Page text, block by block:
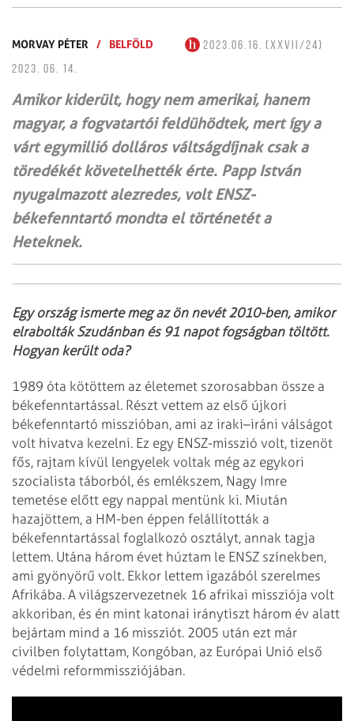
MORVAY PÉTER / BELFÖLD
2023.06.16. (XXVII/24)
2023. 06. 14.
Amikor kiderült, hogy nem amerikai, hanem
magyar, a fogvatartói feldühödtek, mert így a
várt egymillió dolláros váltságdíjnak csak a
töredékét követelhették érte. Papp István
nyugalmazott alezredes, volt ENSZ-
békefenntartó mondta el történetét a
Heteknek.
Egy ország ismerte meg az ön nevét 2010-ben, amikor
elrabolták Szudánban és 91 napot fogságban töltött.
Hogyan került oda?
1989 óta kötöttem az életemet szorosabban össze a
békefenntartással. Részt vettem az első újkori
békefenntartó misszióban, ami az iraki–iráni válságot
volt hivatva kezelni. Ez egy ENSZ-misszió volt, tizenöt
fős, rajtam kívül lengyelek voltak még az egykori
szocialista táborból, és emlékszem, Nagy Imre
temetése előtt egy nappal mentünk ki. Miután
hazajöttem, a HM-ben éppen felállították a
békefenntartással foglalkozó osztályt, annak tagja
lettem. Utána három évet húztam le ENSZ színekben,
ami gyönyörű volt. Ekkor lettem igazából szerelmes
Afrikába. A világszervezetnek 16 afrikai missziója volt
akkoriban, és én mint katonai iránytiszt három év alatt
bejártam mind a 16 missziót. 2005 után ezt már
civilben folytattam, Kongóban, az Európai Unió első
védelmi reformmissziójában.